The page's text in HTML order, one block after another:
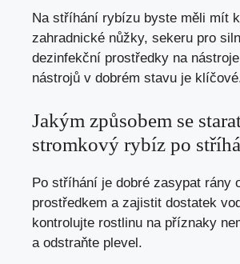
Na stříhání rybízu byste měli mít
zahradnické nůžky, sekeru pro
dezinfekční prostředky na
nástrojů v dobrém stavu je
Jakým způsobem se
stromkový rybíz po
Po stříhání je dobré zasypat rány
prostředkem a zajistit dostatek
kontrolujte rostlinu na příznaky
a odstraňte plevel.